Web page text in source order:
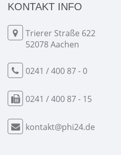
KONTAKT INFO
Trierer Straße 622
52078 Aachen
0241 / 400 87 - 0
0241 / 400 87 - 15
kontakt@phi24.de